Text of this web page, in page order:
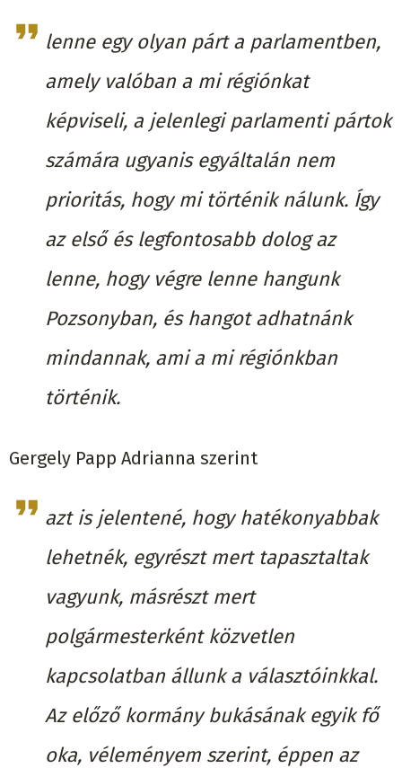
lenne egy olyan párt a parlamentben,
amely valóban a mi régiónkat
képviseli, a jelenlegi parlamenti pártok
számára ugyanis egyáltalán nem
prioritás, hogy mi történik nálunk. Így
az első és legfontosabb dolog az
lenne, hogy végre lenne hangunk
Pozsonyban, és hangot adhatnánk
mindannak, ami a mi régiónkban
történik.
Gergely Papp Adrianna szerint
azt is jelentené, hogy hatékonyabbak
lehetnék, egyrészt mert tapasztaltak
vagyunk, másrészt mert
polgármesterként közvetlen
kapcsolatban állunk a választóinkkal.
Az előző kormány bukásának egyik fő
oka, véleményem szerint, éppen az